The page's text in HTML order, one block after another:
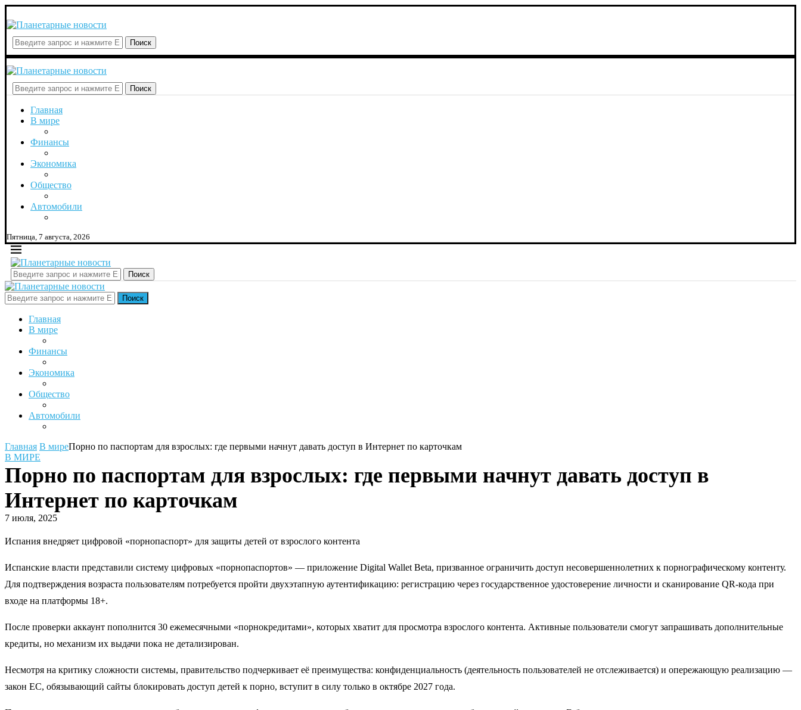
Поиск
Поиск
Главная
В мире
Финансы
Экономика
Общество
Автомобили
Пятница, 7 августа, 2026
Поиск
Поиск
Главная
В мире
Финансы
Экономика
Общество
Автомобили
Главная В миреПорно по паспортам для взрослых: где первыми начнут давать доступ в Интернет по карточкам
В МИРЕ
Порно по паспортам для взрослых: где первыми начнут давать доступ в
Интернет по карточкам
7 июля, 2025
Испания внедряет цифровой «порнопаспорт» для защиты детей от взрослого контента
Испанские власти представили систему цифровых «порнопаспортов» — приложение Digital Wallet Beta, призванное ограничить доступ несовершеннолетних к порнографическому контенту.
Для подтверждения возраста пользователям потребуется пройти двухэтапную аутентификацию: регистрацию через государственное удостоверение личности и сканирование QR-кода при
входе на платформы 18+.
После проверки аккаунт пополнится 30 ежемесячными «порнокредитами», которых хватит для просмотра взрослого контента. Активные пользователи смогут запрашивать дополнительные
кредиты, но механизм их выдачи пока не детализирован.
Несмотря на критику сложности системы, правительство подчеркивает её преимущества: конфиденциальность (деятельность пользователей не отслеживается) и опережающую реализацию —
закон ЕС, обязывающий сайты блокировать доступ детей к порно, вступит в силу только в октябре 2027 года.